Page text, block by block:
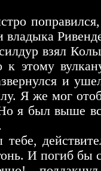
владыка
взял
к этому
и
Я же мог
я был выше
И погиб бы